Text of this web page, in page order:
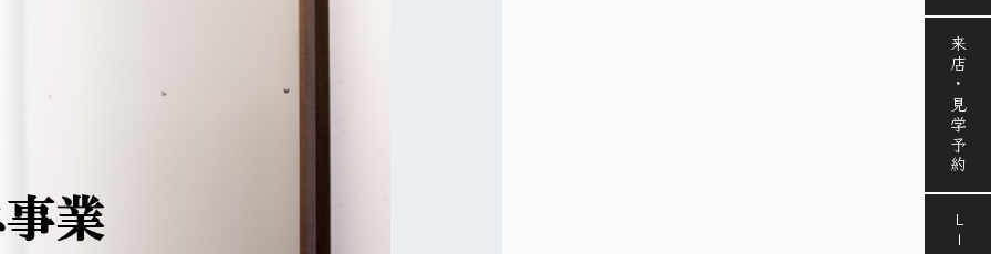
来店・見学予約